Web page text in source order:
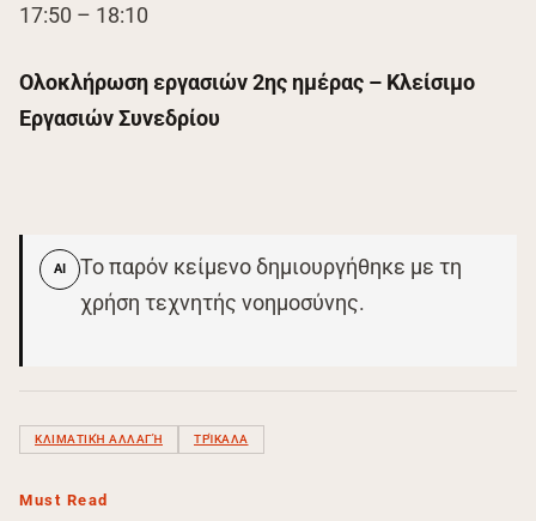
17:50 – 18:10
Ολοκλήρωση εργασιών 2ης ημέρας – Κλείσιμο
Εργασιών Συνεδρίου
AI
Το παρόν κείμενο δημιουργήθηκε με τη
χρήση τεχνητής νοημοσύνης.
ΚΛΙΜΑΤΙΚΉ ΑΛΛΑΓΉ ΤΡΊΚΑΛΑ
Must Read